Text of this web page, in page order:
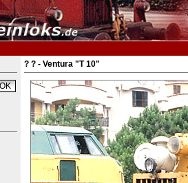
? ? - Ventura "T 10"